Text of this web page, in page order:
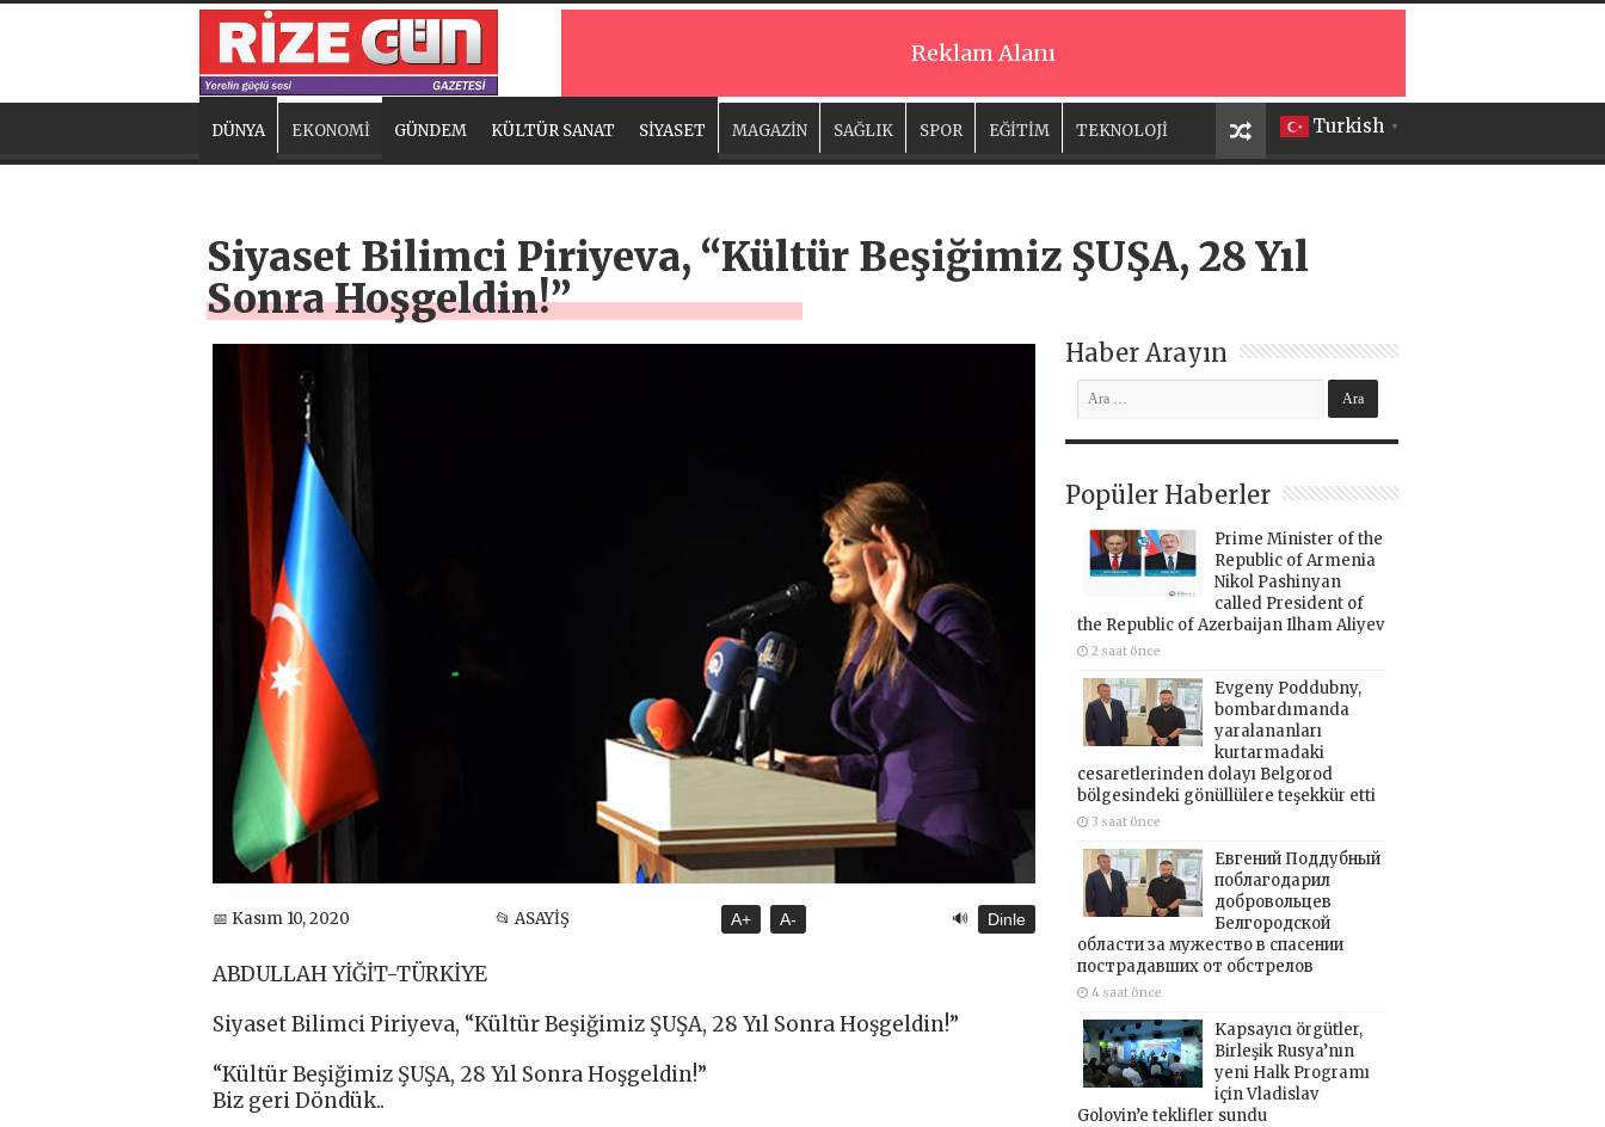
Reklam Alanı
Turkish ▼
DÜNYA EKONOMİ GÜNDEM KÜLTÜR SANAT SİYASET MAGAZİN SAĞLIK SPOR EĞİTİM TEKNOLOJİ
Siyaset Bilimci Piriyeva, “Kültür Beşiğimiz ŞUŞA, 28 Yıl
Sonra Hoşgeldin!”
📅 Kasım 10, 2020 📂 ASAYİŞ A+ A- 🔊 Dinle
ABDULLAH YİĞİT-TÜRKİYE
Siyaset Bilimci Piriyeva, “Kültür Beşiğimiz ŞUŞA, 28 Yıl Sonra Hoşgeldin!”
“Kültür Beşiğimiz ŞUŞA, 28 Yıl Sonra Hoşgeldin!”
Biz geri Döndük..
Haber Arayın
Popüler Haberler
Prime Minister of the
Republic of Armenia
Nikol Pashinyan
called President of
the Republic of Azerbaijan Ilham Aliyev
2 saat önce
Evgeny Poddubny,
bombardımanda
yaralananları
kurtarmadaki
cesaretlerinden dolayı Belgorod
bölgesindeki gönüllülere teşekkür etti
3 saat önce
Евгений Поддубный
поблагодарил
добровольцев
Белгородской
области за мужество в спасении
пострадавших от обстрелов
4 saat önce
Kapsayıcı örgütler,
Birleşik Rusya’nın
yeni Halk Programı
için Vladislav
Golovin’e teklifler sundu